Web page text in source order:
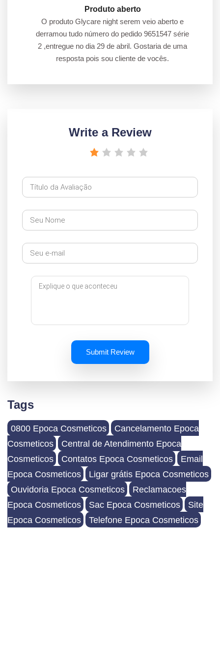
Produto aberto
O produto Glycare night serem veio aberto e
derramou tudo número do pedido 9651547 série
2 ,entregue no dia 29 de abril. Gostaria de uma
resposta pois sou cliente de vocês.
Write a Review
Submit Review
Tags
0800 Epoca Cosmeticos
Cancelamento Epoca
Cosmeticos
Central de Atendimento Epoca
Cosmeticos
Contatos Epoca Cosmeticos
Email
Epoca Cosmeticos
Ligar grátis Epoca Cosmeticos
Ouvidoria Epoca Cosmeticos
Reclamacoes
Epoca Cosmeticos
Sac Epoca Cosmeticos
Site
Epoca Cosmeticos
Telefone Epoca Cosmeticos